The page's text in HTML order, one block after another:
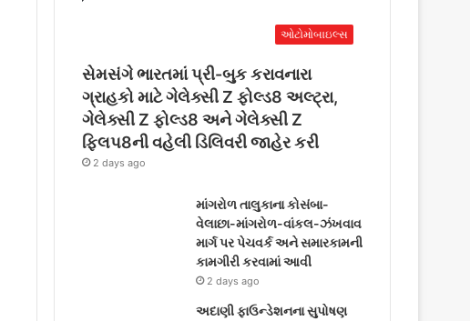
ઓટોમોબાઇલ્સ
સેમસંગે ભારતમાં પ્રી-બુક કરાવનારા
ગ્રાહકો માટે ગેલેક્સી Z ફોલ્ડ8 અલ્ટ્રા,
ગેલેક્સી Z ફોલ્ડ8 અને ગેલેક્સી Z
ફ્લિપ8ની વહેલી ડિલિવરી જાહેર કરી
2 days ago
માંગરોળ તાલુકાના કોસંબા-
વેલાછા-માંગરોળ-વાંકલ-ઝંખવાવ
માર્ગ પર પેચવર્ક અને સમારકામની
કામગીરી કરવામાં આવી
2 days ago
અદાણી ફાઉન્ડેશનના સુપોષણ